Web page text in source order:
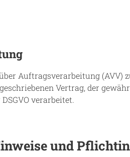
Auftragsverarbeitung (AVV)
Vertrag, der
verarbeitet.
und